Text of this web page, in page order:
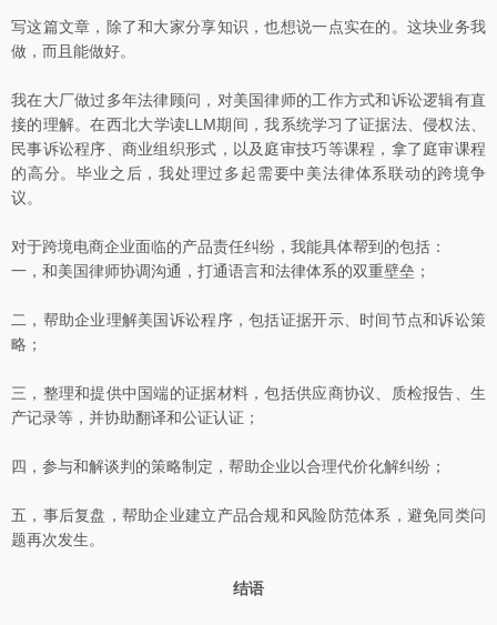
写这篇文章，除了和大家分享知识，也想说一点实在的。这块业务我
做，而且能做好。
我在大厂做过多年法律顾问，对美国律师的工作方式和诉讼逻辑有直
接的理解。在西北大学读LLM期间，我系统学习了证据法、侵权法、
民事诉讼程序、商业组织形式，以及庭审技巧等课程，拿了庭审课程
的高分。毕业之后，我处理过多起需要中美法律体系联动的跨境争
议。
对于跨境电商企业面临的产品责任纠纷，我能具体帮到的包括：
一，和美国律师协调沟通，打通语言和法律体系的双重壁垒；
二，帮助企业理解美国诉讼程序，包括证据开示、时间节点和诉讼策
略；
三，整理和提供中国端的证据材料，包括供应商协议、质检报告、生
产记录等，并协助翻译和公证认证；
四，参与和解谈判的策略制定，帮助企业以合理代价化解纠纷；
五，事后复盘，帮助企业建立产品合规和风险防范体系，避免同类问
题再次发生。
结语